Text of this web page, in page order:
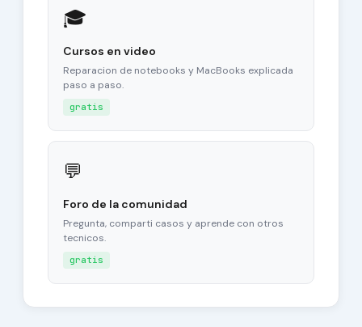
🎓
Cursos en video
Reparacion de notebooks y MacBooks explicada
paso a paso.
gratis
💬
Foro de la comunidad
Pregunta, comparti casos y aprende con otros
tecnicos.
gratis